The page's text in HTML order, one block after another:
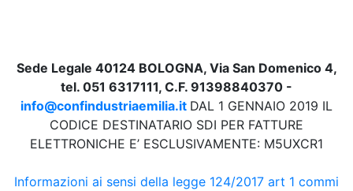
Sede Legale 40124 BOLOGNA, Via San Domenico 4,
tel. 051 6317111, C.F. 91398840370 -
info@confindustriaemilia.it DAL 1 GENNAIO 2019 IL
CODICE DESTINATARIO SDI PER FATTURE
ELETTRONICHE E’ ESCLUSIVAMENTE: M5UXCR1
Informazioni ai sensi della legge 124/2017 art 1 commi